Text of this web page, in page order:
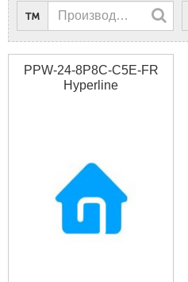
PPW-24-8P8C-C5E-FR
Hyperline